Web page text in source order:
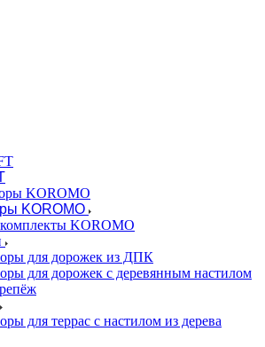
KOROMO
KOROMO
для дорожек из ДПК
для дорожек с деревянным настилом
для террас с настилом из дерева